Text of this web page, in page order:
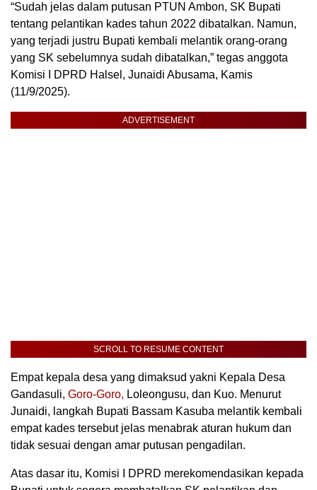
“Sudah jelas dalam putusan PTUN Ambon, SK Bupati
tentang pelantikan kades tahun 2022 dibatalkan. Namun,
yang terjadi justru Bupati kembali melantik orang-orang
yang SK sebelumnya sudah dibatalkan,” tegas anggota
Komisi I DPRD Halsel, Junaidi Abusama, Kamis
(11/9/2025).
ADVERTISEMENT
SCROLL TO RESUME CONTENT
Empat kepala desa yang dimaksud yakni Kepala Desa
Gandasuli, Goro-Goro, Loleongusu, dan Kuo. Menurut
Junaidi, langkah Bupati Bassam Kasuba melantik kembali
empat kades tersebut jelas menabrak aturan hukum dan
tidak sesuai dengan amar putusan pengadilan.
Atas dasar itu, Komisi I DPRD merekomendasikan kepada